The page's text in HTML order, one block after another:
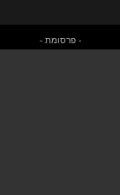
- פרסומת -